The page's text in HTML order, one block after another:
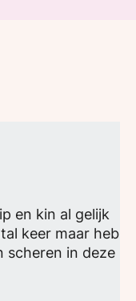
en kin al gelijk
keer maar heb
scheren in deze